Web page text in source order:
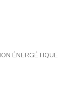
ÉNERGÉTIQUE